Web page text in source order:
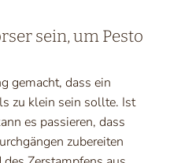
sein, um Pesto
gemacht, dass ein
zu klein sein sollte. Ist
es passieren, dass
zubereiten